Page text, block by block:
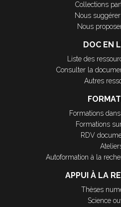
Collections
Nous
Nous
DOC EN
Liste des
Consulter la
Autres
Formations
Formations
RDV
Autoformation à la
APPUI À LA
Thèses
Science